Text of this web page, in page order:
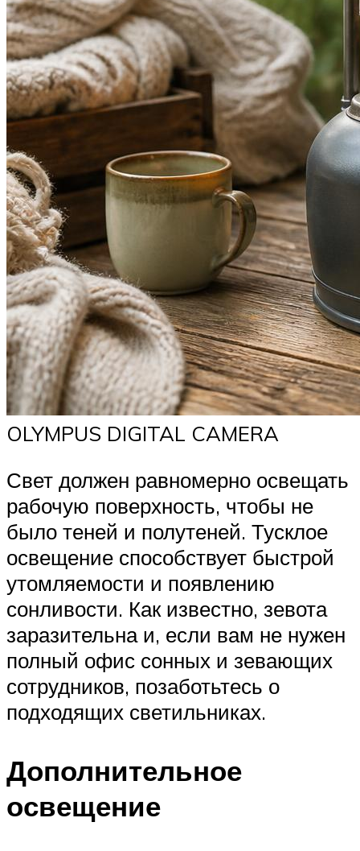
OLYMPUS DIGITAL CAMERA
Свет должен равномерно освещать
рабочую поверхность, чтобы не
было теней и полутеней. Тусклое
освещение способствует быстрой
утомляемости и появлению
сонливости. Как известно, зевота
заразительна и, если вам не нужен
полный офис сонных и зевающих
сотрудников, позаботьтесь о
подходящих светильниках.
Дополнительное
освещение